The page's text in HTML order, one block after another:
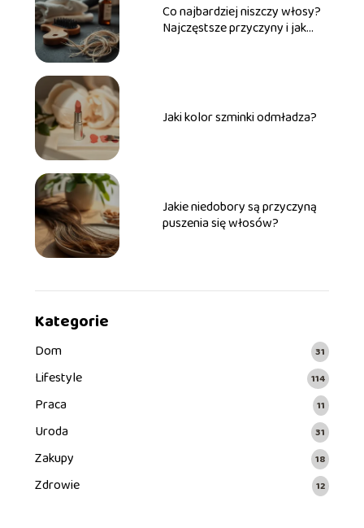
Co najbardziej niszczy włosy?
Najczęstsze przyczyny i jak
Jaki kolor szminki odmładza?
Jakie niedobory są przyczyną
puszenia się włosów?
Kategorie
Dom 31
Lifestyle 114
Praca 11
Uroda 31
Zakupy 18
Zdrowie 12